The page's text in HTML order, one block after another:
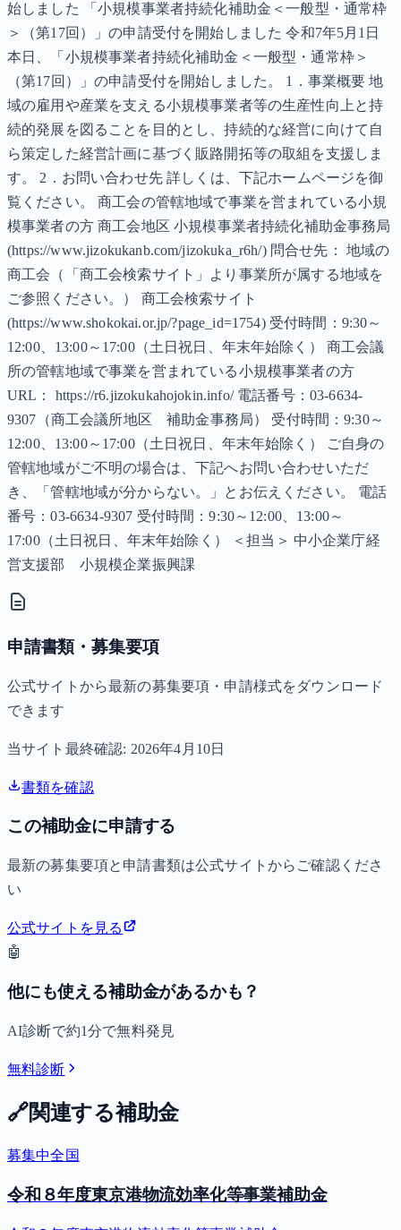
始しました 「小規模事業者持続化補助金＜一般型・通常枠
＞（第17回）」の申請受付を開始しました 令和7年5月1日
本日、「小規模事業者持続化補助金＜一般型・通常枠＞
（第17回）」の申請受付を開始しました。 1．事業概要 地
域の雇用や産業を支える小規模事業者等の生産性向上と持
続的発展を図ることを目的とし、持続的な経営に向けて自
ら策定した経営計画に基づく販路開拓等の取組を支援しま
す。 2．お問い合わせ先 詳しくは、下記ホームページを御
覧ください。 商工会の管轄地域で事業を営まれている小規
模事業者の方 商工会地区 小規模事業者持続化補助金事務局
(https://www.jizokukanb.com/jizokuka_r6h/) 問合せ先： 地域の
商工会（「商工会検索サイト」より事業所が属する地域を
ご参照ください。） 商工会検索サイト
(https://www.shokokai.or.jp/?page_id=1754) 受付時間：9:30～
12:00、13:00～17:00（土日祝日、年末年始除く） 商工会議
所の管轄地域で事業を営まれている小規模事業者の方
URL： https://r6.jizokukahojokin.info/ 電話番号：03-6634-
9307（商工会議所地区 補助金事務局） 受付時間：9:30～
12:00、13:00～17:00（土日祝日、年末年始除く） ご自身の
管轄地域がご不明の場合は、下記へお問い合わせいただ
き、「管轄地域が分からない。」とお伝えください。 電話
番号：03-6634-9307 受付時間：9:30～12:00、13:00～
17:00（土日祝日、年末年始除く） ＜担当＞ 中小企業庁経
営支援部 小規模企業振興課
申請書類・募集要項
公式サイトから最新の募集要項・申請様式をダウンロード
できます
当サイト最終確認: 2026年4月10日
書類を確認
この補助金に申請する
最新の募集要項と申請書類は公式サイトからご確認くださ
い
公式サイトを見る
🤖
他にも使える補助金があるかも？
AI診断で約1分で無料発見
無料診断
🔗関連する補助金
募集中全国
令和８年度東京港物流効率化等事業補助金